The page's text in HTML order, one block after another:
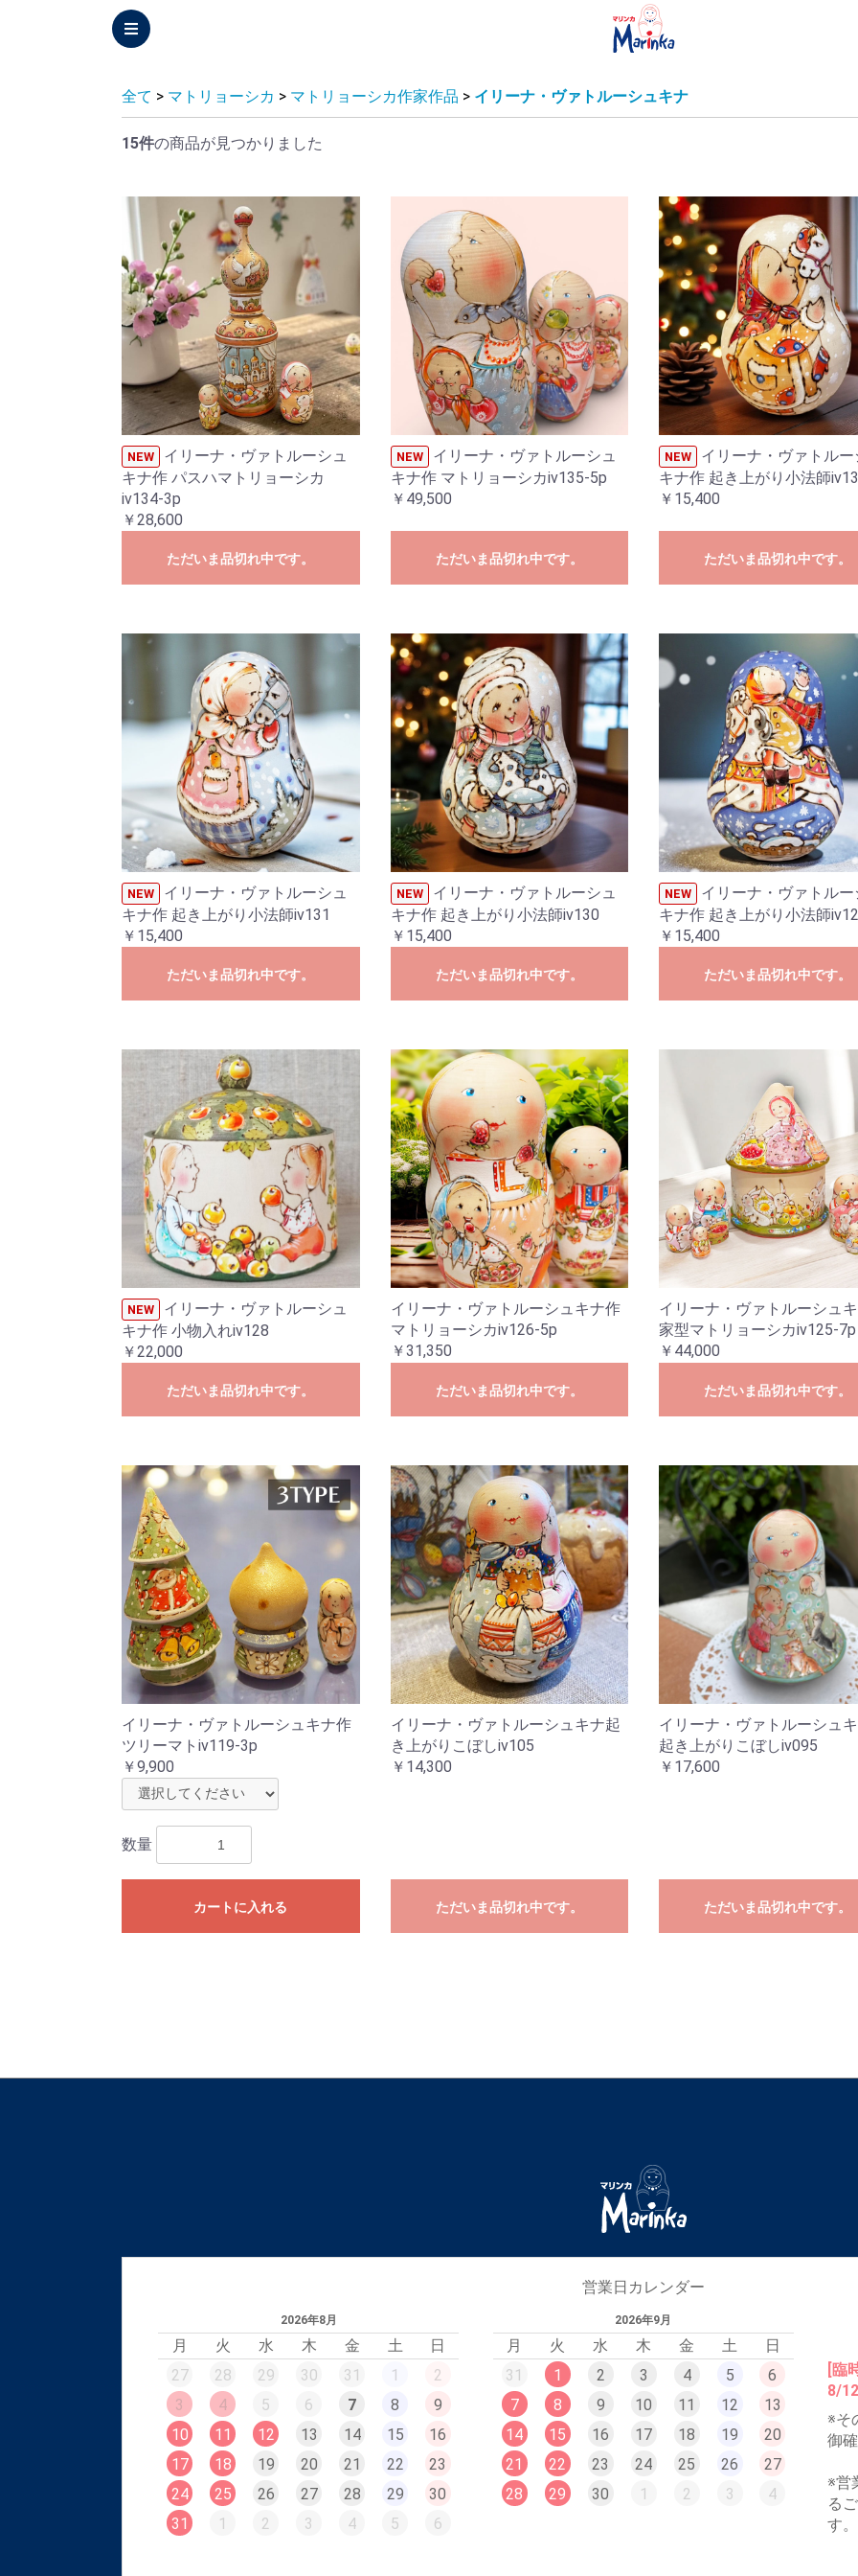
全て > マトリョーシカ > マトリョーシカ作家作品 > イリーナ・ヴァトルーシュキナ
15件の商品が見つかりました
NEW
イリーナ・ヴァトルーシュ
キナ作 パスハマトリョーシカ
iv134-3p
￥28,600
ただいま品切れ中です。
NEW
イリーナ・ヴァトルーシュ
キナ作 マトリョーシカiv135-5p
￥49,500
ただいま品切れ中です。
NEW
イリーナ・ヴァトルー
キナ作 起き上がり小法師
￥15,400
ただいま品切れ中です。
NEW
イリーナ・ヴァトルーシュ
キナ作 起き上がり小法師iv131
￥15,400
ただいま品切れ中です。
NEW
イリーナ・ヴァトルーシュ
キナ作 起き上がり小法師iv130
￥15,400
ただいま品切れ中です。
NEW
イリーナ・ヴァトルー
キナ作 起き上がり小法師
￥15,400
ただいま品切れ中です。
NEW
イリーナ・ヴァトルーシュ
キナ作 小物入れiv128
￥22,000
ただいま品切れ中です。
イリーナ・ヴァトルーシュキナ作
マトリョーシカiv126-5p
￥31,350
ただいま品切れ中です。
イリーナ・ヴァトルーシュ
家型マトリョーシカiv125-7p
￥44,000
ただいま品切れ中です。
イリーナ・ヴァトルーシュキナ作
ツリーマトiv119-3p
￥9,900
数量
カートに入れる
イリーナ・ヴァトルーシュキナ起
き上がりこぼしiv105
￥14,300
ただいま品切れ中です。
イリーナ・ヴァトルーシュ
起き上がりこぼしiv095
￥17,600
ただいま品切れ中です。
営業日カレンダー
2026年8月
月 火 水 木 金 土
日
27
28 29 30 31 1
2
3
4 5 6 7 8
9
10
11 12 13 14 15
16
17
18 19 20 21 22
23
24
25 26 27 28 29
30
31
1 2 3 4 5 6
2026年9月
月 火 水 木 金 土
日
31
1 2 3 4 5
6
7
8 9 10 11 12
13
14
15 16 17 18 19
20
21
22 23 24 25 26
27
28
29 30 1 2 3 4
[臨
8/
※そ
御
※営
る
す。